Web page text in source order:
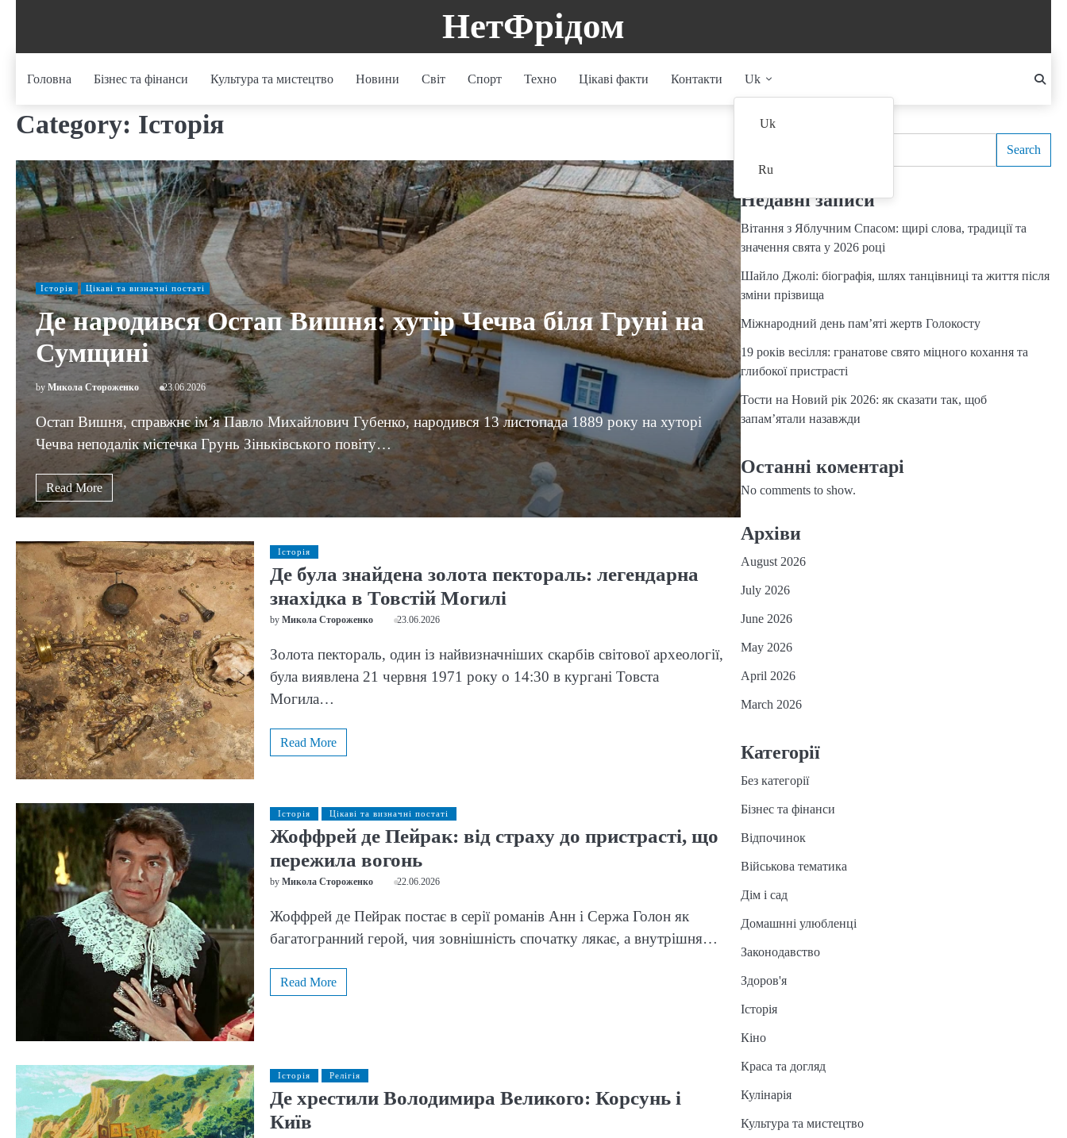
НетФрідом
Головна Бізнес та фінанси Культура та мистецтво Новини Світ Спорт Техно Цікаві факти Контакти Uk
Uk
Ru
Category: Історія
Історія Цікаві та визначні постаті
Де народився Остап Вишня: хутір Чечва біля Груні на
Сумщині
by Микола Стороженко 23.06.2026
Остап Вишня, справжнє ім’я Павло Михайлович Губенко, народився 13 листопада 1889 року на хуторі
Чечва неподалік містечка Грунь Зіньківського повіту…
Read More
Історія
Де була знайдена золота пектораль: легендарна
знахідка в Товстій Могилі
by Микола Стороженко 23.06.2026
Золота пектораль, один із найвизначніших скарбів світової археології,
була виявлена 21 червня 1971 року о 14:30 в кургані Товста
Могила…
Read More
Історія Цікаві та визначні постаті
Жоффрей де Пейрак: від страху до пристрасті, що
пережила вогонь
by Микола Стороженко 22.06.2026
Жоффрей де Пейрак постає в серії романів Анн і Сержа Голон як
багатогранний герой, чия зовнішність спочатку лякає, а внутрішня…
Read More
Історія Релігія
Де хрестили Володимира Великого: Корсунь і
Київ
Search
Недавні записи
Вітання з Яблучним Спасом: щирі слова, традиції та
значення свята у 2026 році
Шайло Джолі: біографія, шлях танцівниці та життя після
зміни прізвища
Міжнародний день пам’яті жертв Голокосту
19 років весілля: гранатове свято міцного кохання та
глибокої пристрасті
Тости на Новий рік 2026: як сказати так, щоб
запам’ятали назавжди
Останні коментарі
No comments to show.
Архіви
August 2026
July 2026
June 2026
May 2026
April 2026
March 2026
Категорії
Без категорії
Бізнес та фінанси
Відпочинок
Військова тематика
Дім і сад
Домашнні улюбленці
Законодавство
Здоров'я
Історія
Кіно
Краса та догляд
Кулінарія
Культура та мистецтво